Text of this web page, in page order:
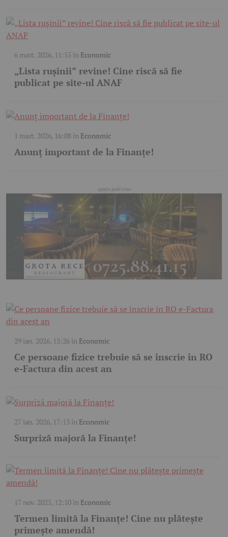
6 mart. 2026, 11:55 în Economic
„Lista rușinii” revine! Cine riscă să fie
publicat pe site-ul ANAF
1 mart. 2026, 16:08în Economic
Anunț important de la Finanțe!
29 ian. 2026, 13:26în Economic
Ce persoane fizice trebuie să se înscrie în RO
e-Factura din acest an
27 ian. 2026, 17:13în Economic
Surpriză majoră la Finanțe!
17 nov. 2025, 12:10în Economic
Termen limită la Finanțe! Cine nu plătește
primește amendă!